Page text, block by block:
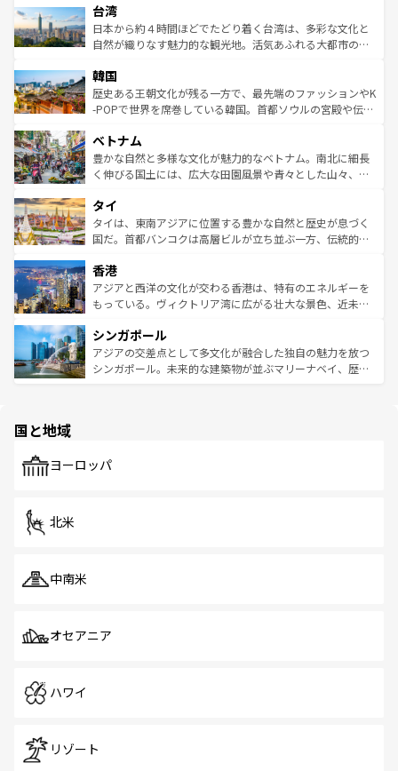
ならではの贅沢な旅のスタイルだ。 なお、新着のアメリカ
情報はコンテンツ一覧を参照してほしい。
れるおもてなしの心で訪れる人々を迎えてくれるハワイの
人々、おいしいローカルフードやハワイアンミュージッ
ク、伝統的なフラダンスなど、すべてがハワイの魅力を彩
ワイを、存分に味わってほしい。 なお、新着のハワイ情報
はコンテンツ一覧を参照してほしい。
リアリーフや大陸中央部にそびえるウルル（エアーズロッ
ク）、タスマニアの美しい原生林やケアンズの熱帯雨林な
ど、見どころがたくさん。また、カフェやワイン、オージ
いる。アクティビティも充実しており、サーフィンやダイ
ビング、ハイキングなど、アウトドア好きにはたまらな
い。オーストラリアの多彩な魅力を存分に味わいつくそ
参照してほしい。
台湾
日本から約４時間ほどでたどり着く台湾は、多彩な文化と
自然が織りなす魅力的な観光地。活気あふれる大都市の台
ン）、静ひつな山岳地帯である台湾東部など、都市の喧騒
と山間の静けさが共存しており、訪れる人に新しい発見と
驚きをもたらしてくれる。また、奥深い台湾の食文化も魅
容にもいいと評判のスイーツなど、バラエティ豊かな料理
が味わえる。 なお、新着の台湾情報は コンテンツ一覧を参
照してほしい。
韓国
歴史ある王朝文化が残る一方で、最先端のファッションやK
-POPで世界を席巻している韓国。首都ソウルの宮殿や伝統
き、地方に足を延ばせば四季折々の自然美を楽しむことが
できる。そして、キムチや焼肉、絶品のストリートフード
まで、さまざまな韓国料理が待っている。夜には、韓国な
リティに包まれながら、韓国の多彩な魅力を心ゆくまで味
わってみてほしい。 なお、新着の韓国情報はコンテンツ一
覧を参照してほしい。
ベトナム
豊かな自然と多様な文化が魅力的なベトナム。南北に細長
く伸びる国土には、広大な田園風景や青々とした山々、世
急速な発展と共に伝統が息づく。ハノイの古い町並みやホ
ーチミン市のフランス統治時代の建物も、独特の雰囲気を
醸し出している。また、バラエティの豊かさとおいしさで
とつ。フォーやバインミー、ベトナムコーヒーなどは、ぜ
ひ現地で味わいたい。どの地域を訪れてもあたたかい人々
が旅行者を迎えてくれるので、きっと忘れられない旅にな
参照してほしい。
タイ
タイは、東南アジアに位置する豊かな自然と歴史が息づく
国だ。首都バンコクは高層ビルが立ち並ぶ一方、伝統的な
の活気が交差している。北部ではチェンマイなどの山岳地
帯で自然と触れ合い、南部ではプーケットやクラビの美し
いビーチでリゾート気分を楽しむことができる。タイ料理
激する。気候は一年中温暖で、どの季節にも異なる楽しみ
が待っている。親しみやすいタイの人々、仏教を中心とし
た文化、そして多様な観光資源が、訪れる旅人を魅了し続
香港
アジアと西洋の文化が交わる香港は、特有のエネルギーを
もっている。ヴィクトリア湾に広がる壮大な景色、近未来
み、どこを訪れても感動するはず。観光スポットが密集し
ており、効率よく見どころを回れるのも魅力。息をのむよ
うな絶景から文化的な体験まで、香港を存分に楽しみ尽く
シンガポール
アジアの交差点として多文化が融合した独自の魅力を放つ
シンガポール。未来的な建築物が並ぶマリーナベイ、歴史
で、ホーカーズは地元の風情を楽しめる外せないスポット
国と地域
ヨーロッパ
北米
中南米
オセアニア
ハワイ
リゾート